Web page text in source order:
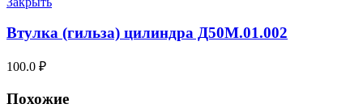
Втулка (гильза) цилиндра Д50М.01.002
100.0 ₽
Похожие